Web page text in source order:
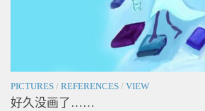
PICTURES / REFERENCES / VIEW
好久没画了……